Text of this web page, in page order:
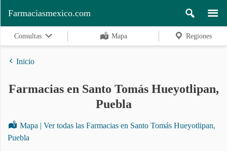
Regiones
Farmaciasmexico.com
Consultas Mapa Regiones
Inicio
Farmacias en Santo Tomás Hueyotlipan,
Puebla
Mapa | Ver todas las Farmacias en Santo Tomás Hueyotlipan,
Puebla